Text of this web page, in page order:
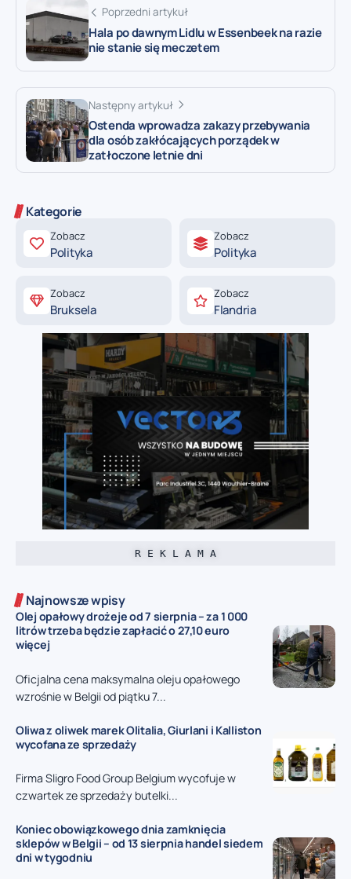
Poprzedni artykuł
Hala po dawnym Lidlu w Essenbeek na razie
nie stanie się meczetem
Następny artykuł
Ostenda wprowadza zakazy przebywania
dla osób zakłócających porządek w
zatłoczone letnie dni
Kategorie
Zobacz
Polityka
Zobacz
Polityka
Zobacz
Bruksela
Zobacz
Flandria
R E K L A M A
Najnowsze wpisy
Olej opałowy drożeje od 7 sierpnia – za 1 000
litrów trzeba będzie zapłacić o 27,10 euro
więcej
Oficjalna cena maksymalna oleju opałowego
wzrośnie w Belgii od piątku 7...
Oliwa z oliwek marek Olitalia, Giurlani i Kalliston
wycofana ze sprzedaży
Firma Sligro Food Group Belgium wycofuje w
czwartek ze sprzedaży butelki...
Koniec obowiązkowego dnia zamknięcia
sklepów w Belgii – od 13 sierpnia handel siedem
dni w tygodniu